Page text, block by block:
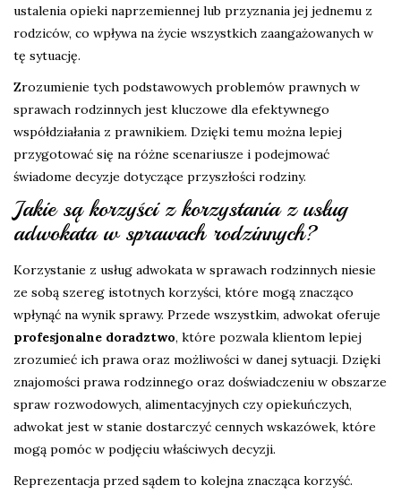
ustalenia opieki naprzemiennej lub przyznania jej jednemu z
rodziców, co wpływa na życie wszystkich zaangażowanych w
tę sytuację.
Zrozumienie tych podstawowych problemów prawnych w
sprawach rodzinnych jest kluczowe dla efektywnego
współdziałania z prawnikiem. Dzięki temu można lepiej
przygotować się na różne scenariusze i podejmować
świadome decyzje dotyczące przyszłości rodziny.
Jakie są korzyści z korzystania z usług
adwokata w sprawach rodzinnych?
Korzystanie z usług adwokata w sprawach rodzinnych niesie
ze sobą szereg istotnych korzyści, które mogą znacząco
wpłynąć na wynik sprawy. Przede wszystkim, adwokat oferuje
profesjonalne doradztwo, które pozwala klientom lepiej
zrozumieć ich prawa oraz możliwości w danej sytuacji. Dzięki
znajomości prawa rodzinnego oraz doświadczeniu w obszarze
spraw rozwodowych, alimentacyjnych czy opiekuńczych,
adwokat jest w stanie dostarczyć cennych wskazówek, które
mogą pomóc w podjęciu właściwych decyzji.
Reprezentacja przed sądem to kolejna znacząca korzyść.